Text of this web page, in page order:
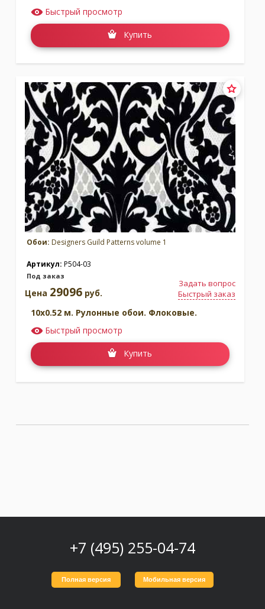
Быстрый просмотр
Купить
Обои: Designers Guild Patterns volume 1
Артикул: P504-03
Под заказ
Задать вопрос
Быстрый заказ
Цена 29096 руб.
10x0.52 м. Рулонные обои. Флоковые.
Быстрый просмотр
Купить
+7 (495) 255-04-74
Полная версия Мобильная версия